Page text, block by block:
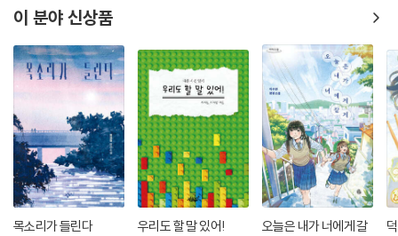
이 분야 신상품
목소리가 들린다 우리도 할 말 있어!
오늘은 내가 너에게 갈